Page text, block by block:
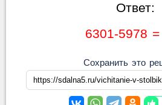
Ответ:
6301-5978
Сохранить это